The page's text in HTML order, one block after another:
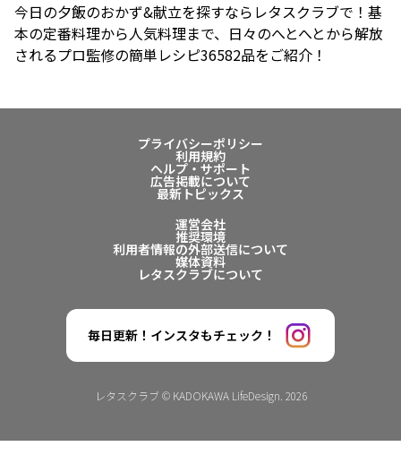
今日の夕飯のおかず&献立を探すならレタスクラブで！基
本の定番料理から人気料理まで、日々のへとへとから解放
されるプロ監修の簡単レシピ36582品をご紹介！
プライバシーポリシー
利用規約
ヘルプ・サポート
広告掲載について
最新トピックス
運営会社
推奨環境
利用者情報の外部送信について
媒体資料
レタスクラブについて
毎日更新！インスタもチェック！
レタスクラブ © KADOKAWA LifeDesign. 2026